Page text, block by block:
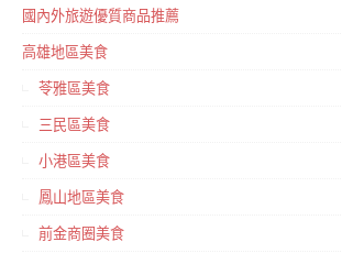
國內外旅遊優質商品推薦
高雄地區美食
苓雅區美食
三民區美食
小港區美食
鳳山地區美食
前金商圈美食